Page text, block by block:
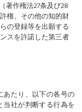
著作権法27条及び28
権、その他の知的財
の登録等を出願する
スを許諾した第三者
たり、以下の各号の
社が判断する行為を